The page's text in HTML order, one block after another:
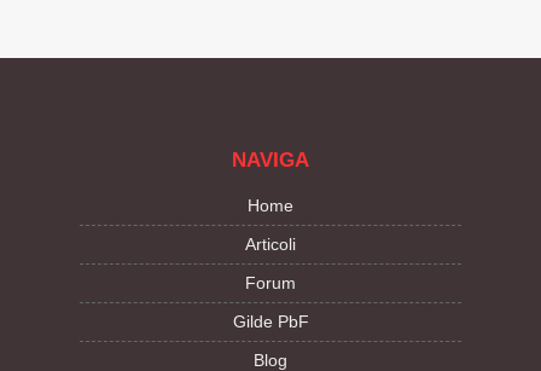
NAVIGA
Home
Articoli
Forum
Gilde PbF
Blog